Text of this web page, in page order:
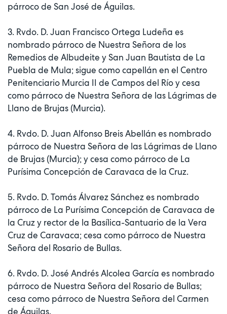
párroco de San José de Águilas.
3. Rvdo. D. Juan Francisco Ortega Ludeña es
nombrado párroco de Nuestra Señora de los
Remedios de Albudeite y San Juan Bautista de La
Puebla de Mula; sigue como capellán en el Centro
Penitenciario Murcia II de Campos del Río y cesa
como párroco de Nuestra Señora de las Lágrimas de
Llano de Brujas (Murcia).
4. Rvdo. D. Juan Alfonso Breis Abellán es nombrado
párroco de Nuestra Señora de las Lágrimas de Llano
de Brujas (Murcia); y cesa como párroco de La
Purísima Concepción de Caravaca de la Cruz.
5. Rvdo. D. Tomás Álvarez Sánchez es nombrado
párroco de La Purísima Concepción de Caravaca de
la Cruz y rector de la Basílica-Santuario de la Vera
Cruz de Caravaca; cesa como párroco de Nuestra
Señora del Rosario de Bullas.
6. Rvdo. D. José Andrés Alcolea García es nombrado
párroco de Nuestra Señora del Rosario de Bullas;
cesa como párroco de Nuestra Señora del Carmen
de Águilas.